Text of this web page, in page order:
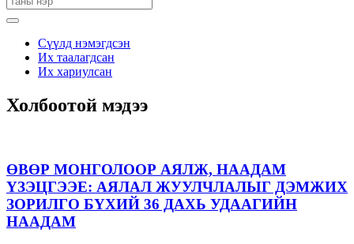
Сүүлд нэмэгдсэн
Их таалагдсан
Их хариулсан
Холбоотой мэдээ
ӨВӨР МОНГОЛООР АЯЛЖ, НААДАМ
ҮЗЭЦГЭЭЕ: АЯЛАЛ ЖУУЛЧЛАЛЫГ ДЭМЖИХ
ЗОРИЛГО БҮХИЙ 36 ДАХЬ УДААГИЙН
НААДАМ